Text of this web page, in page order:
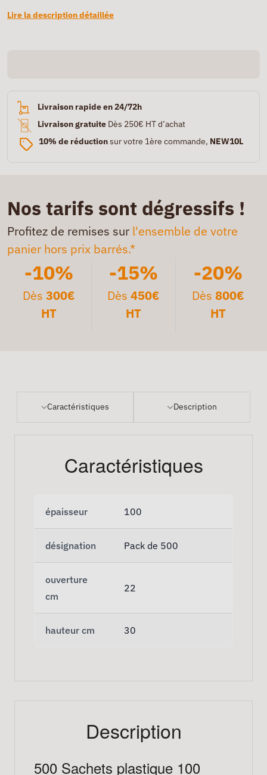
Lire la description détaillée
Livraison rapide en 24/72h
Livraison gratuite Dès 250€ HT d’achat
10% de réductionsur votre 1ère commande, NEW10L
Nos tarifs sont dégressifs !
Profitez de remises sur l'ensemble de votre
panier hors prix barrés.*
-10%
Dès300€
HT
-15%
Dès 450€
HT
-20%
Dès 800€
HT
Caractéristiques Description
Caractéristiques
épaisseur 100
désignation Pack de 500
ouverture
cm
22
hauteur cm 30
Description
500 Sachets plastique 100